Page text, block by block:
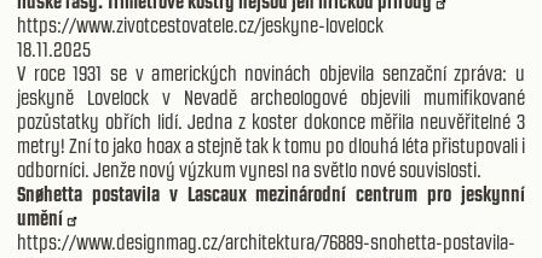
https://www.zivotcestovatele.cz/jeskyne-lovelock
18.11.2025
V roce 1931 se v amerických novinách objevila senzační zpráva: u
jeskyně Lovelock v Nevadě archeologové objevili mumifikované
pozůstatky obřích lidí. Jedna z koster dokonce měřila neuvěřitelné 3
metry! Zní to jako hoax a stejně tak k tomu po dlouhá léta přistupovali i
odborníci. Jenže nový výzkum vynesl na světlo nové souvislosti.
Snøhetta postavila v Lascaux mezinárodní centrum pro jeskynní
umění
https://www.designmag.cz/architektura/76889-snohetta-postavila-